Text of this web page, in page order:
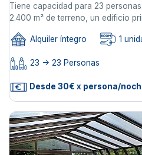
Tiene capacidad para 23
2.400 m² de terreno, un edificio
Alquiler íntegro 1
23 -> 23 Personas
Desde 30€ x persona/